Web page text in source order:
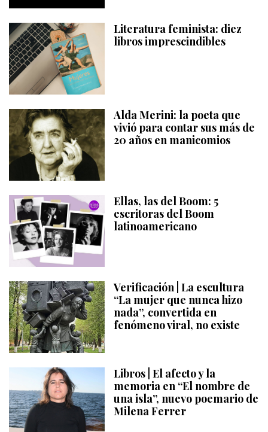
Literatura feminista: diez
libros imprescindibles
Alda Merini: la poeta que
vivió para contar sus más de
20 años en manicomios
Ellas, las del Boom: 5
escritoras del Boom
latinoamericano
Verificación | La escultura
“La mujer que nunca hizo
nada”, convertida en
fenómeno viral, no existe
Libros | El afecto y la
memoria en “El nombre de
una isla”, nuevo poemario de
Milena Ferrer